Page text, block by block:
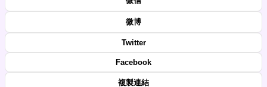
微博
Twitter
Facebook
複製連結